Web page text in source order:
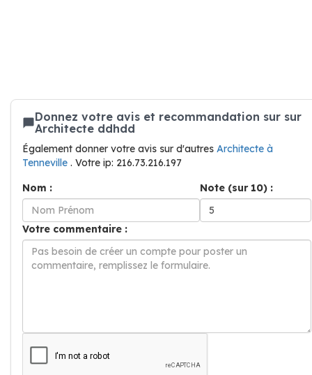
Donnez votre avis et recommandation sur sur
Architecte ddhdd
Également donner votre avis sur d'autres Architecte à
Tenneville . Votre ip: 216.73.216.197
Nom :
Note (sur 10) :
Votre commentaire :